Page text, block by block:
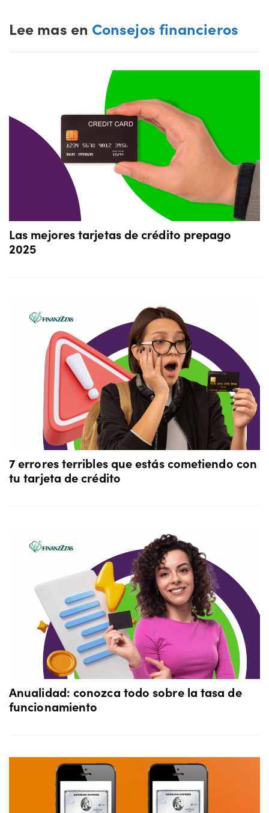
Lee mas en Consejos financieros
Las mejores tarjetas de crédito prepago
2025
7 errores terribles que estás cometiendo con
tu tarjeta de crédito
Anualidad: conozca todo sobre la tasa de
funcionamiento